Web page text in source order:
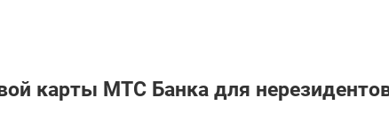
карты МТС Банка для